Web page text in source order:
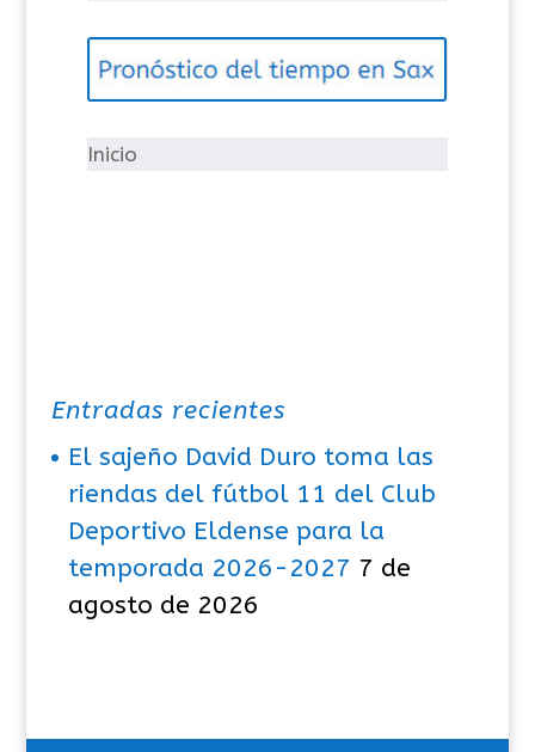
g
íInicio
Entradas recientes
El sajeño David Duro toma las
riendas del fútbol 11 del Club
Deportivo Eldense para la
temporada 2026-2027 7 de
agosto de 2026